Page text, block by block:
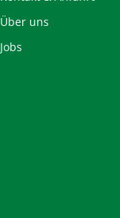
Über uns
Jobs